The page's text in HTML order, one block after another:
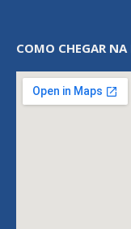
COMO CHEGAR NA